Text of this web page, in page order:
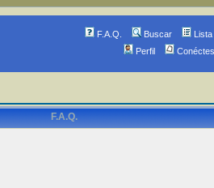
F.A.Q. Buscar
Perfil
F.A.Q.